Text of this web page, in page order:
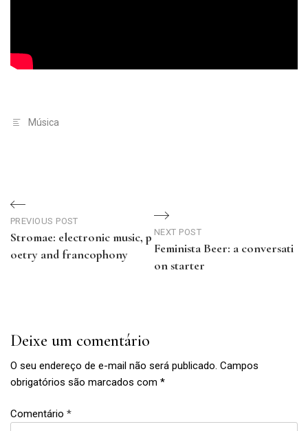
Música
Navegação
de
Post
PREVIOUS POST
Stromae: electronic music, p
oetry and francophony
NEXT POST
Feminista Beer: a conversati
on starter
Deixe um comentário
O seu endereço de e-mail não será publicado. Campos
obrigatórios são marcados com *
Comentário *